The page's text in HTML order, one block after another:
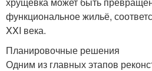
функциональное жильё,
XXI века.
Планировочные решения
Одним из главных этапов